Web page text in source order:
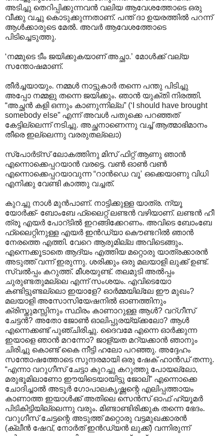
അടിച്ചു തെറിപ്പിക്കുന്നവൻ വലിയ ആവേശത്തോടെ ഒരു
വീക്കു വച്ചു കൊടുക്കുന്നതാണ്. പന്ത് ദാ ഉയരത്തിൽ പറന്ന്
ആൾക്കാരുടെ മേൽ. അവർ ആവേശത്തോടെ
പിടിച്ചെടുത്തു.
‘നമ്മുടെ ടീം ജയിക്കുകയാണ് അച്ഛാ.’ മോൾക്ക് വല്യ
സന്തോഷമാണ്.
തീർച്ചയായും. നമ്മൾ നാട്ടുകാർ തന്നെ പന്തു പിടിച്ചു
അപ്പോ നമ്മളു തന്നെ ജയിക്കും. ഞാൻ യുക്തി നിരത്തി.
“അച്ഛൻ കളി ഒന്നും കാണുന്നില്ല” (‘I should have brought
somebody else” എന്ന് അവൾ പതുക്കെ പറഞ്ഞത്
കേട്ടില്ലെന്ന് നടിച്ചു. അച്ഛനാണെന്നു വച്ച് ആത്മാഭിമാനം
തീരെ ഇല്ലെന്നു വരരുതല്ലൊ)
സ്പോർട്സ് ലോകത്തിനു മിസ് ഫിറ്റ് ആണു ഞാൻ
എന്നൊക്കെപ്പറയാൻ വരട്ടെ. വൺ ഓൺ വൺ
എന്നൊക്കെപ്പറയാവുന്ന “റാൻഡെ വൂ’ ഒക്കെയാണു വിധി
എനിക്കു വേണ്ടി കാത്തു വച്ചത്.
കുറച്ചു നാൾ മുൻപാണ്. നാട്ടിക്കുള്ള യാത്ര. ന്യൂ
യോർക്ക്- ബോംബേ ഫ്ലൈറ്റ് ലണ്ടൻ വഴിയാണ്. ലണ്ടൻ ഹീ
ത്രൂ എയർ പോറ്ടിൽ ഇറങ്ങിക്കേറണം. അവിടെ ബോംബേ
ഫ്ലൈറ്റിനുള്ള എയർ ഇൻഡ്യാ കൌണ്ടറിൽ ഞാൻ
നേരത്തെ എത്തി. വേറെ ആരുമില്ല അവിടെങ്ങും.
എന്നെക്കൂടാതെ ആദ്യം എത്തിയ മറ്റൊരു യാത്രക്കാരൻ
അടുത്ത് വന്ന് ഇരുന്നു. ശരിക്കും ഒരു മലയാളി ലുക്ക് ഉണ്ട്.
സ്വൽ‌പ്പം കറുത്ത്. മീശയുണ്ട്. തലമുടി അൽ‌പ്പം
ചുരുണ്ടതുമല്ലെ എന്ന് സംശയം. എവിടെയോ
കണ്ടിട്ടുണ്ടല്ലൊ ഇയാളേ? ഓർമ്മയില്ലേ ഈ മുഖം?
മലയാളി അസോസിയേഷനിൽ ഓണത്തിനും
ക്രിസ്തുമസ്സിനും സ്ഥിരം കാണാറുള്ള ആൾ? വറ്ഗീസ്
ചേട്ടൻ? അതോ ജോൺ ഓലിപ്പുരയ്യ്ക്കലോ? ആൾ
എന്നെക്കണ്ട് പുഞ്ചിരിച്ചു. ദൈവമേ എന്നെ ഓർക്കുന്ന
ഇയാളെ ഞാൻ മറന്നോ? ജാള്യത മറ്യക്കാൻ ഞാനും
ചിരിച്ചു കൊണ്ട് കൈ നീട്ടി ഹലോ പറഞ്ഞു. അദ്ദേഹം
സന്തോഷത്തോടെ സുന്ദരമായി ഒരു ഷേക് ഹാൻഡ് തന്നു.
“എന്നാ വറുഗീസ് ചേട്ടാ കുറച്ചു കറുത്തു പോയല്ലോ,
മരുഭൂമിലാണോ ഈയിടെയായിട്ടു ജോലി” എന്നൊക്കെ
ചോദിച്ചാൽ അടൂർ ഗോപാലകൃഷ്ണന്റെ എലിപ്പത്തായം
കാണാത്ത ഇയാൾക്ക് അതിലെ സെൻസ് ഓഫ് ഹ്യൂമർ
പിടികിട്ടിയില്ലെന്നു വരും. മിണ്ടാണ്ടിരിക്കുക തന്നെ ഭേദം.
വറുഗീസ് ചേട്ടന്റെ അടുത്ത് മറ്റൊരു വട്ടമുഖക്കാരൻ
(ക്ലീൻ ഷേവ്, നോർത് ഇൻഡ്യൻ ലുക്ക്) വന്നിരുന്ന്